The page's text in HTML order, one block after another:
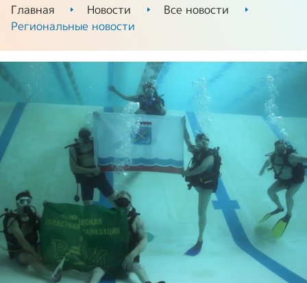
Главная Новости
Все новости
Региональные новости